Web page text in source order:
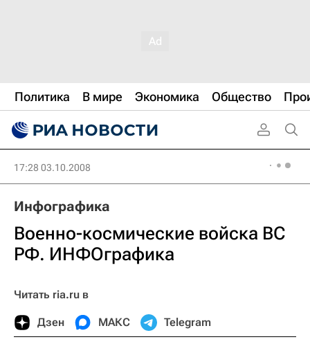
Политика В мире Экономика Общество
17:28 03.10.2008
Инфографика
Военно-космические войска ВС
РФ. ИНФОграфика
Читать ria.ru в
Дзен МАКС Telegram